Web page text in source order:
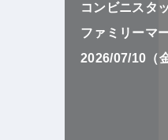
コンビニスタ
ファミリーマ
2026/07/10（